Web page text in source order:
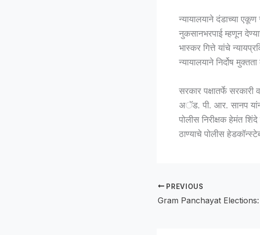
न्यायालयाने दंडाच्या
नुकसानभरपाई म्हणून
भास्कर गित्ते यांचे
न्यायालयाने निर्दोष
सरकार पक्षातर्फे
अॅड. पी. आर. सानप यांनी
पोलीस निरीक्षक हेमंत
ठाण्याचे पोलीस
PREVIOUS